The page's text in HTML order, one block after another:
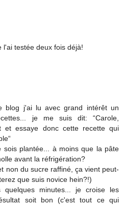
l'ai testée deux fois déjà!
blog j'ai lu avec grand intérêt un
je me suis dit: “Carole,
et essaye donc cette recette qui
sois plantée... à moins que la pâte
avant la réfrigération?
non du sucre raffiné, ça vient peut-
que suis novice hein?!)
minutes... je croise les
soit bon (c'est tout ce qui